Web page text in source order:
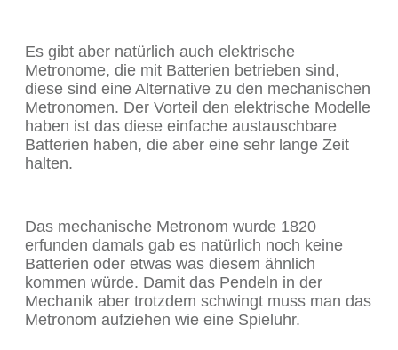
Es gibt aber natürlich auch elektrische
Metronome, die mit Batterien betrieben sind,
diese sind eine Alternative zu den mechanischen
Metronomen. Der Vorteil den elektrische Modelle
haben ist das diese einfache austauschbare
Batterien haben, die aber eine sehr lange Zeit
halten.
Das mechanische Metronom wurde 1820
erfunden damals gab es natürlich noch keine
Batterien oder etwas was diesem ähnlich
kommen würde. Damit das Pendeln in der
Mechanik aber trotzdem schwingt muss man das
Metronom aufziehen wie eine Spieluhr.